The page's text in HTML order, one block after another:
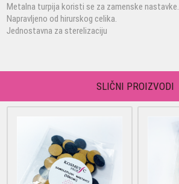
Metalna turpija koristi se za zamenske nastavke.
Napravljeno od hirurskog celika.
Jednostavna za sterelizaciju
SLIČNI PROIZVODI